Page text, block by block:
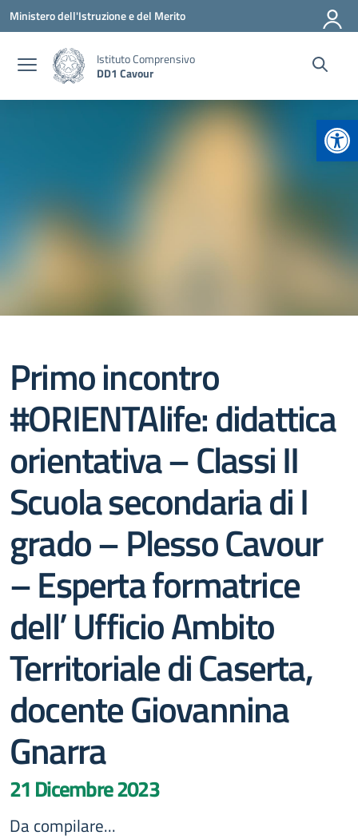
Vai ai contenuti
Vai al menu di navigazione
Vai al footer
Ministero dell'Istruzione e del Merito
Istituto Comprensivo
DD1 Cavour
Primo incontro
#ORIENTAlife: didattica
orientativa – Classi II
Scuola secondaria di I
grado – Plesso Cavour
– Esperta formatrice
dell’ Ufficio Ambito
Territoriale di Caserta,
docente Giovannina
Gnarra
21 Dicembre 2023
Da compilare...